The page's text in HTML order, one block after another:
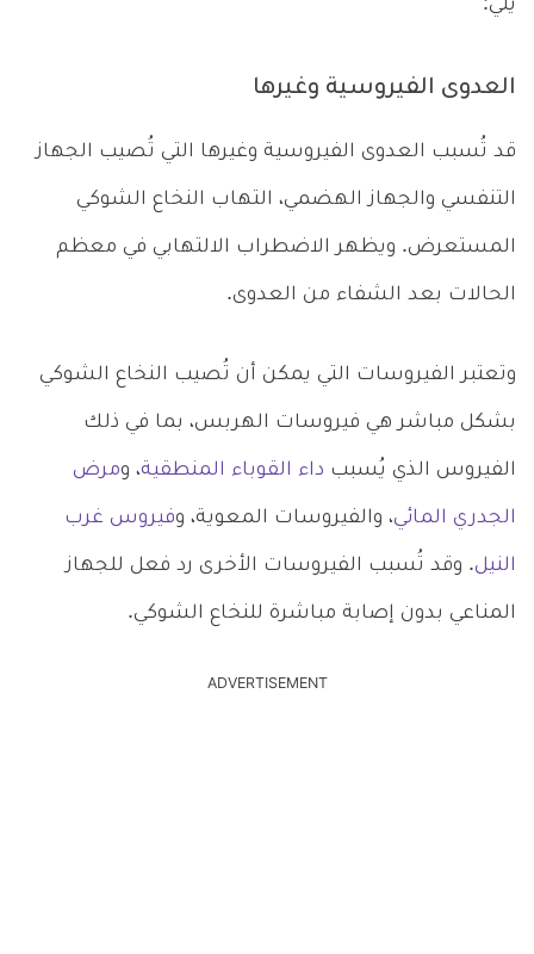
يلي:
العدوى الفيروسية وغيرها
قد تُسبب العدوى الفيروسية وغيرها التي تُصيب الجهاز
التنفسي والجهاز الهضمي، التهاب النخاع الشوكي
المستعرض. ويظهر الاضطراب الالتهابي في معظم
الحالات بعد الشفاء من العدوى.
وتعتبر الفيروسات التي يمكن أن تُصيب النخاع الشوكي
بشكل مباشر هي فيروسات الهربس، بما في ذلك
الفيروس الذي يُسبب داء القوباء المنطقية، ومرض
الجدري المائي، والفيروسات المعوية، وفيروس غرب
النيل. وقد تُسبب الفيروسات الأخرى رد فعل للجهاز
المناعي بدون إصابة مباشرة للنخاع الشوكي.
ADVERTISEMENT